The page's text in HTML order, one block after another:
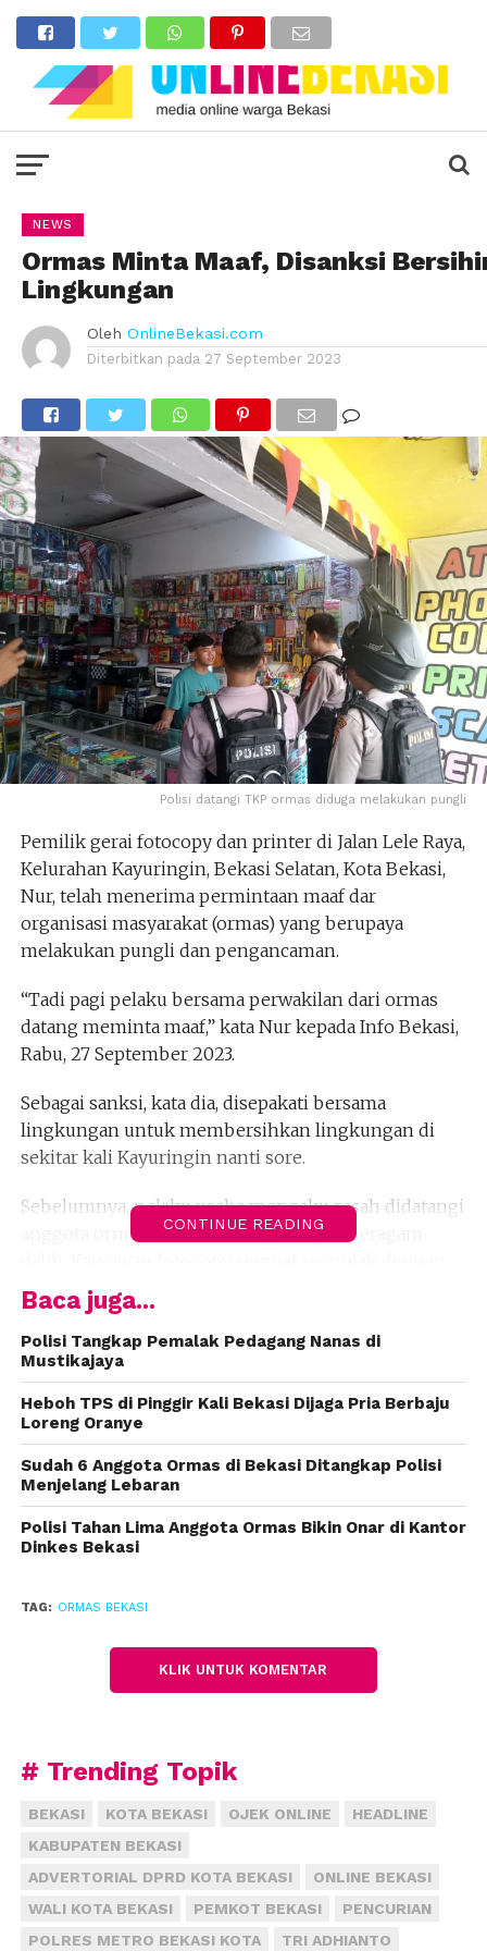
NEWS
Ormas Minta Maaf, Disanksi
Lingkungan
Oleh OnlineBekasi.com
Diterbitkan pada 27 September 2023
Polisi datangi TKP ormas diduga melakukan pungli
Pemilik gerai fotocopy dan printer di Jalan Lele Raya,
Kelurahan Kayuringin, Bekasi Selatan, Kota Bekasi,
Nur, telah menerima permintaan maaf dar
organisasi masyarakat (ormas) yang berupaya
melakukan pungli dan pengancaman.
“Tadi pagi pelaku bersama perwakilan dari ormas
datang meminta maaf,” kata Nur kepada Info Bekasi,
Rabu, 27 September 2023.
Sebagai sanksi, kata dia, disepakati bersama
lingkungan untuk membersihkan lingkungan di
sekitar kali Kayuringin nanti sore.
Sebelumnya, pelaku usaha mengaku resah didatangi
anggota ormas meminta uang dengan beragam
meminta maaf karena omset sedang sepi. Tapi,
justru mendapat respon tidak mengenakkan bahkan
mengancam.
menirukan ucapan anggota ormas tersebut.
Tim Patroli Perintis Presisi Polres Metro Bekasi Kota
yang menerima laporan segera merespon dan
mendatangi lokasi kejadian. Polisi juga mencari
anggota ormas tersebut untuk diminta klarifikasi
melakukan pungutan liar,” kata Kepala Tim Patroli
Presisi Polres Metro Bekasi Kota Ipda Rudi Chandra
CONTINUE READING
Baca juga...
Polisi Tangkap Pemalak Pedagang Nanas di
Mustikajaya
Heboh TPS di Pinggir Kali Bekasi Dijaga Pria Berbaju
Loreng Oranye
Sudah 6 Anggota Ormas di Bekasi Ditangkap Polisi
Menjelang Lebaran
Polisi Tahan Lima Anggota Ormas Bikin Onar di Kantor
Dinkes Bekasi
TAG: ORMAS BEKASI
KLIK UNTUK KOMENTAR
# Trending Topik
BEKASI KOTA BEKASI OJEK ONLINE
HEADLINE
KABUPATEN BEKASI
ADVERTORIAL DPRD KOTA BEKASI
ONLINE BEKASI
WALI KOTA BEKASI
PEMKOT BEKASI
PENCURIAN
POLRES METRO BEKASI KOTA
TRI ADHIANTO